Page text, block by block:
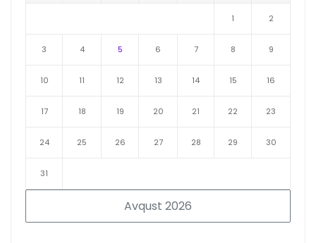
Avqust 2026
1 2
3 4 5 6 7 8 9
10 11 12 13 14 15 16
17 18 19 20 21 22 23
24 25 26 27 28 29 30
31